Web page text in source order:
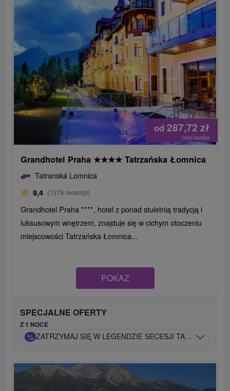
od 287,72 zł
/noc/osoba
Grandhotel Praha ★★★★ Tatrzańska Łomnica
Tatranská Lomnica
9,4 (1379 recenzji)
Grandhotel Praha ****, hotel z ponad stuletnią tradycją i
luksusowym wnętrzem, znajduje się w cichym otoczeniu
miejscowości Tatrzańska Łomnica...
POKAZ
SPECJALNE OFERTY
Z 1 NOCE
% ZATRZYMAJ SIĘ W LEGENDZIE SECESJI TATR: BASEN